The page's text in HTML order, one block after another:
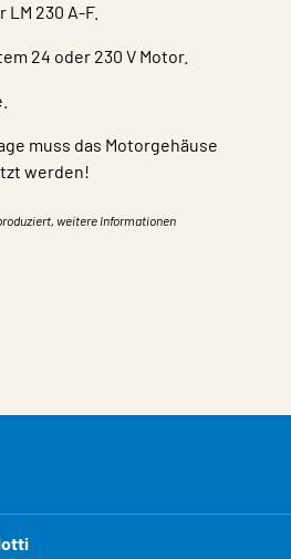
230 A-F.
24 oder 230 V Motor.
muss das Motorgehäuse
werden!
weitere Informationen